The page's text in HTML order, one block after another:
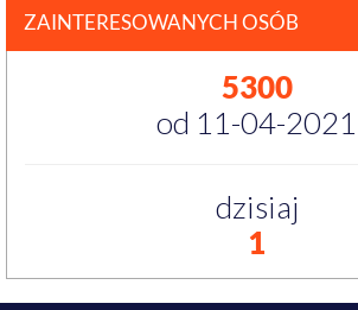
ZAINTERESOWANYCH OSÓB
5300
od 11-04-2021
dzisiaj
1